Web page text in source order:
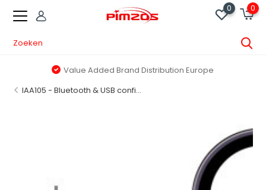
0 0
Value Added Brand Distribution Europe
IAA105 - Bluetooth & USB confi...